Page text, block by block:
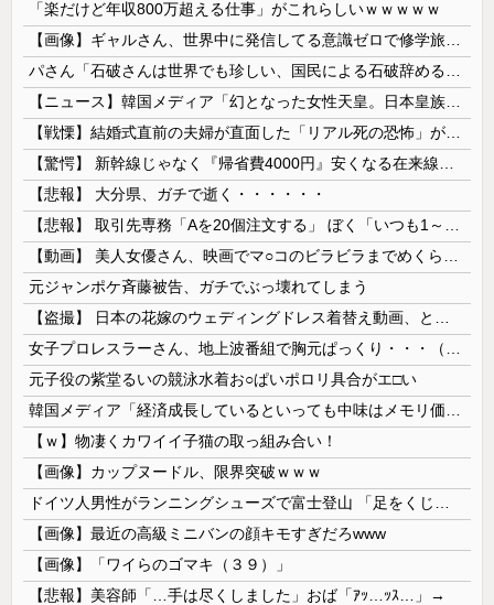
「楽だけど年収800万超える仕事」がこれらしいｗｗｗｗｗ
【悲報】 大分県、ガチで逝く・・・・・・
元ジャンポケ斉藤被告、ガチでぶっ壊れてしまう
元子役の紫堂るいの競泳水着お○ぱいポロリ具合がエ□い
【ｗ】物凄くカワイイ子猫の取っ組み合い！
【画像】カップヌードル、限界突破ｗｗｗ
【画像】最近の高級ミニバンの顔キモすぎだろwww
【画像】「ワイらのゴマキ（３９）」
【悲報】美容師「…手は尽くしました」おば「ｱｯ…ｯｽ…」→